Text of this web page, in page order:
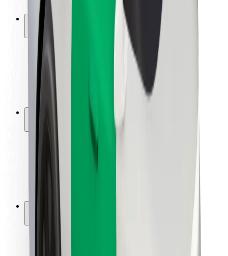
Městský fond
Bezpečnost
Bezpečnost cestujících
Bezpečnost řidičů
Bezpečnost na koloběžce
Laboratoř bezpečnosti
Města
Lokality
Řešení pro města
Letiště
Nabíjecí stanice Bolt
Pro cestující
Pro řidiče